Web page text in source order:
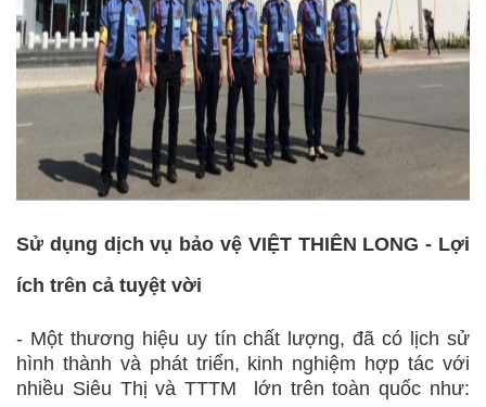
Sử dụng dịch vụ bảo vệ VIỆT THIÊN LONG - Lợi
ích trên cả tuyệt vời
- Một thương hiệu uy tín chất lượng, đã có lịch sử
hình thành và phát triển, kinh nghiệm hợp tác với
nhiều Siêu Thị và TTTM lớn trên toàn quốc như: